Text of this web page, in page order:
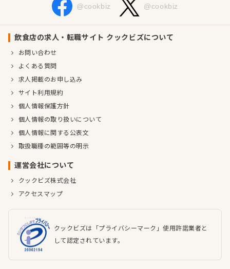
@cookbiz @cookbiz
飲食店の求人・転職サイト クックビズについて
お問い合わせ
よくある質問
求人掲載のお申し込み
サイト利用規約
個人情報保護方針
個人情報の取り扱いについて
個人情報に関する公表文
取扱職種の範囲等の明示
運営会社について
クックビズ株式会社
アクセスマップ
クックビズは「プライバシーマーク」使用許諾業者と
して認定されています。